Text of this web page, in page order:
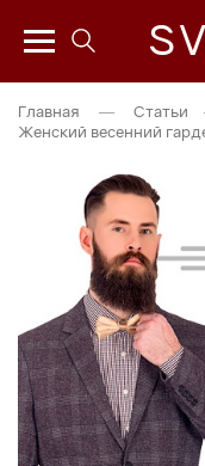
Главная — Статьи
Женский весенний